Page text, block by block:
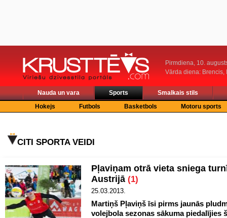
Pirmdiena, 10.
Vārda diena: Brencis,
Nauda un vara Sports
Smalkais stils
Hokejs
Futbols Basketbols Motoru sports
CITI SPORTA VEIDI
Pļaviņam otrā vieta sniega
Austrijā (1)
25.03.2013.
Martiņš Pļaviņš īsi pirms jaunās
volejbola sezonas sākuma piedalījies